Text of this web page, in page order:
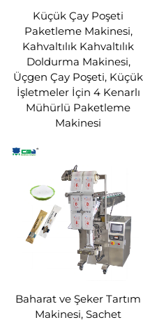
Küçük Çay Poşeti
Paketleme Makinesi,
Kahvaltılık Kahvaltılık
Doldurma Makinesi,
Üçgen Çay Poşeti, Küçük
İşletmeler İçin 4 Kenarlı
Mühürlü Paketleme
Makinesi
Baharat ve Şeker Tartım
Makinesi, Sachet